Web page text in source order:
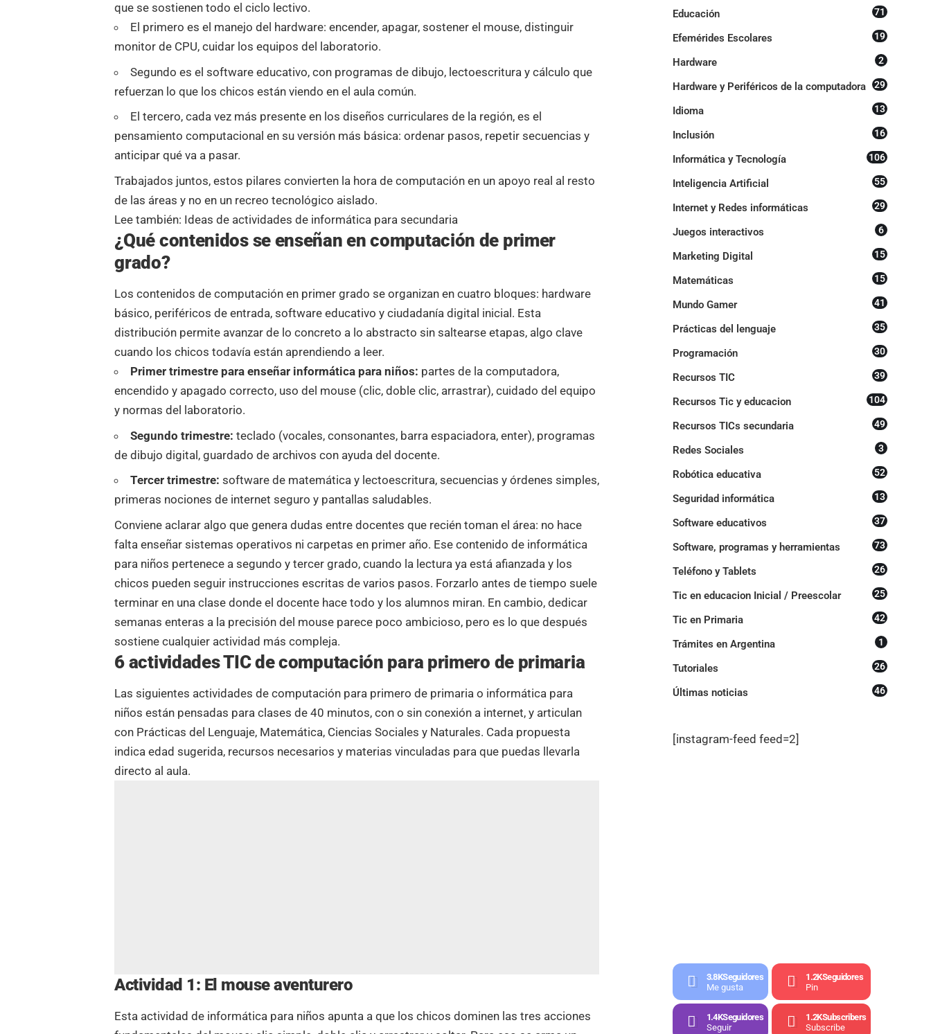
que se sostienen todo el ciclo lectivo.
El primero es el manejo del hardware: encender, apagar, sostener el mouse, distinguir
monitor de CPU, cuidar los equipos del laboratorio.
Segundo es el software educativo, con programas de dibujo, lectoescritura y cálculo que
refuerzan lo que los chicos están viendo en el aula común.
El tercero, cada vez más presente en los diseños curriculares de la región, es el
pensamiento computacional en su versión más básica: ordenar pasos, repetir secuencias y
anticipar qué va a pasar.
Trabajados juntos, estos pilares convierten la hora de computación en un apoyo real al resto
de las áreas y no en un recreo tecnológico aislado.
Lee también: Ideas de actividades de informática para secundaria
¿Qué contenidos se enseñan en computación de primer
grado?
Los contenidos de computación en primer grado se organizan en cuatro bloques: hardware
básico, periféricos de entrada, software educativo y ciudadanía digital inicial. Esta
distribución permite avanzar de lo concreto a lo abstracto sin saltearse etapas, algo clave
cuando los chicos todavía están aprendiendo a leer.
Primer trimestre para enseñar informática para niños: partes de la computadora,
encendido y apagado correcto, uso del mouse (clic, doble clic, arrastrar), cuidado del equipo
y normas del laboratorio.
Segundo trimestre: teclado (vocales, consonantes, barra espaciadora, enter), programas
de dibujo digital, guardado de archivos con ayuda del docente.
Tercer trimestre: software de matemática y lectoescritura, secuencias y órdenes simples,
primeras nociones de internet seguro y pantallas saludables.
Conviene aclarar algo que genera dudas entre docentes que recién toman el área: no hace
falta enseñar sistemas operativos ni carpetas en primer año. Ese contenido de informática
para niños pertenece a segundo y tercer grado, cuando la lectura ya está afianzada y los
chicos pueden seguir instrucciones escritas de varios pasos. Forzarlo antes de tiempo suele
terminar en una clase donde el docente hace todo y los alumnos miran. En cambio, dedicar
semanas enteras a la precisión del mouse parece poco ambicioso, pero es lo que después
sostiene cualquier actividad más compleja.
6 actividades TIC de computación para primero de primaria
Las siguientes actividades de computación para primero de primaria o informática para
niños están pensadas para clases de 40 minutos, con o sin conexión a internet, y articulan
con Prácticas del Lenguaje, Matemática, Ciencias Sociales y Naturales. Cada propuesta
indica edad sugerida, recursos necesarios y materias vinculadas para que puedas llevarla
directo al aula.
Actividad 1: El mouse aventurero
Esta actividad de informática para niños apunta a que los chicos dominen las tres acciones
Educación 71
Efemérides Escolares 19
Hardware 2
Hardware y Periféricos de la computadora 29
Idioma 13
Inclusión 16
Informática y Tecnología 106
Inteligencia Artificial 55
Internet y Redes informáticas 29
Juegos interactivos 6
Marketing Digital 15
Matemáticas 15
Mundo Gamer 41
Prácticas del lenguaje 35
Programación 30
Recursos TIC 39
Recursos Tic y educacion 104
Recursos TICs secundaria 49
Redes Sociales 3
Robótica educativa 52
Seguridad informática 13
Software educativos 37
Software, programas y herramientas 73
Teléfono y Tablets 26
Tic en educacion Inicial / Preescolar 25
Tic en Primaria 42
Trámites en Argentina 1
Tutoriales 26
Últimas noticias 46
[instagram-feed feed=2]
3.8KSeguidores
Me gusta
1.2KSeguidores
Pin
1.4KSeguidores
Seguir
1.2KSubscribers
Subscribe